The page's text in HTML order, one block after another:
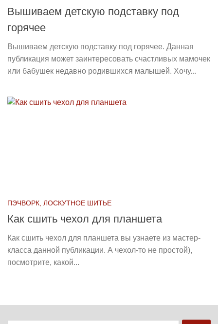
Вышиваем детскую подставку под
горячее
Вышиваем детскую подставку под горячее. Данная
публикация может заинтересовать счастливых мамочек
или бабушек недавно родившихся малышей. Хочу...
ПЭЧВОРК, ЛОСКУТНОЕ ШИТЬЕ
Как сшить чехол для планшета
Как сшить чехол для планшета вы узнаете из мастер-
класса данной публикации. А чехол-то не простой),
посмотрите, какой...